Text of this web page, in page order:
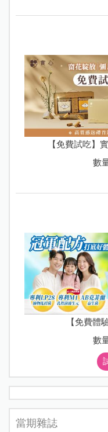
【免費試吃】
數
【免費體
數
當期雜誌